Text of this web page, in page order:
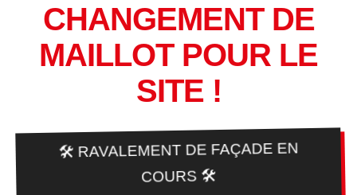
CHANGEMENT DE
MAILLOT POUR LE
SITE !
🛠️ RAVALEMENT DE FAÇADE EN
COURS 🛠️